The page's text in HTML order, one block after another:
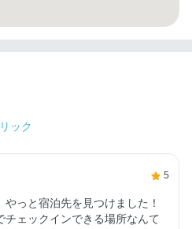
ック
5
っと宿泊先を見つけました！
ェックインできる場所なんて